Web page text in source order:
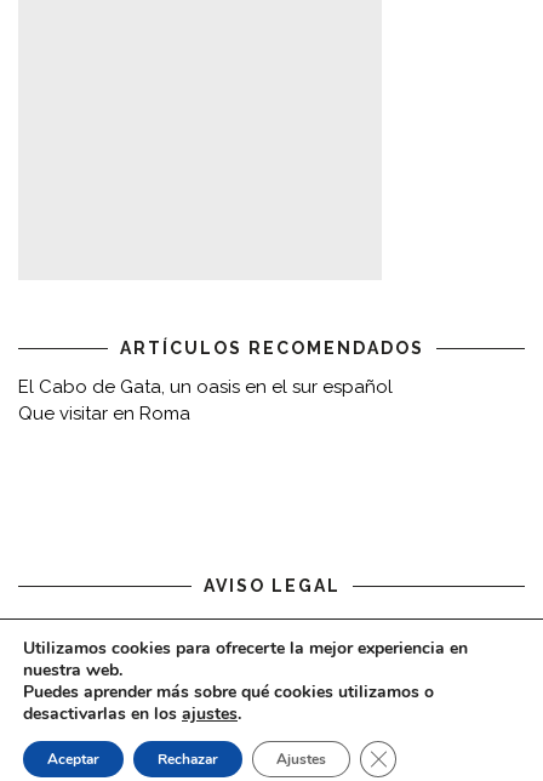
ARTÍCULOS RECOMENDADOS
El Cabo de Gata, un oasis en el sur español
Que visitar en Roma
AVISO LEGAL
Aviso legal
COPYRIGHT © 2020 - VIAJARDESPACIO.COM
Utilizamos cookies para ofrecerte la mejor experiencia en
nuestra web.
Puedes aprender más sobre qué cookies utilizamos o
desactivarlas en los ajustes.
Aceptar Rechazar Ajustes CERRAR EL